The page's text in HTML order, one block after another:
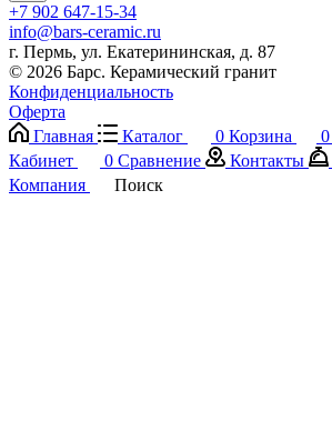
+7 902 647-15-34
info@bars-ceramic.ru
г. Пермь, ул. Екатерининская, д. 87
© 2026 Барс. Керамический гранит
Конфиденциальность
Оферта
Главная
Каталог 0 Корзина 0
Кабинет
0 Сравнение Контакты
Компания
Поиск